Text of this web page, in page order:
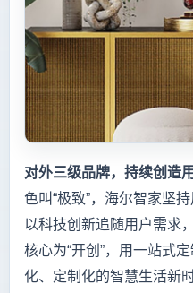
对外三级品牌，持续创造
色叫“极致”，海尔智家坚
以科技创新追随用户需求
核心为“开创”，用一站式
化、定制化的智慧生活新